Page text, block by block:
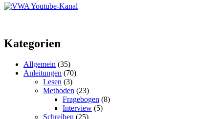
Kategorien
Allgemein (35)
Anleitungen (70)
Lesen (3)
Methoden (23)
Fragebogen (8)
Interview (5)
Schreiben (25)